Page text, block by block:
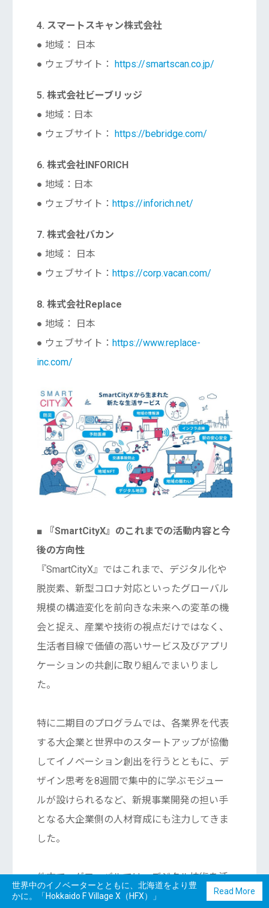
4. スマートスキャン株式会社
● 地域： 日本
● ウェブサイト： https://smartscan.co.jp/
5. 株式会社ビーブリッジ
● 地域：日本
● ウェブサイト： https://bebridge.com/
6. 株式会社INFORICH
● 地域：日本
● ウェブサイト： https://inforich.net/
7. 株式会社バカン
● 地域： 日本
● ウェブサイト： https://corp.vacan.com/
8. 株式会社Replace
● 地域： 日本
● ウェブサイト： https://www.replace-
inc.com/
■ 『SmartCityX』のこれまでの活動内容と今
後の方向性
『SmartCityX』ではこれまで、デジタル化や
脱炭素、新型コロナ対応といったグローバル
規模の構造変化を前向きな未来への変革の機
会と捉え、産業や技術の視点だけではなく、
生活者目線で価値の高いサービス及びアプリ
ケーションの共創に取り組んでまいりまし
た。
特に二期目のプログラムでは、各業界を代表
する大企業と世界中のスタートアップが協働
してイノベーション創出を行うとともに、デ
ザイン思考を8週間で集中的に学ぶモジュー
ルが設けられるなど、新規事業開発の担い手
となる大企業側の人材育成にも注力してきま
した。
他方で、グローバルでは、デジタル技術を活
用した新たなスマートシティの動きも加速・
世界中のイノベーターとともに、北海道をより豊
かに。「Hokkaido F Village X（HFX）」
Read More